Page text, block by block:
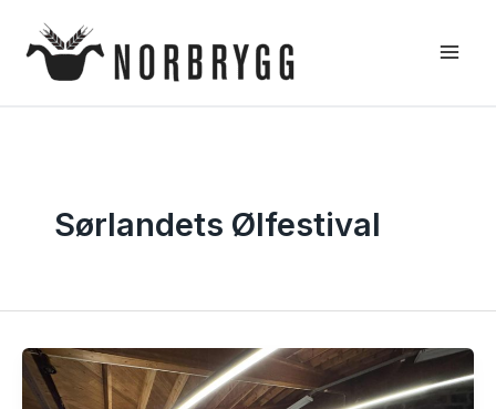
rett
Sørlandets Ølfestival